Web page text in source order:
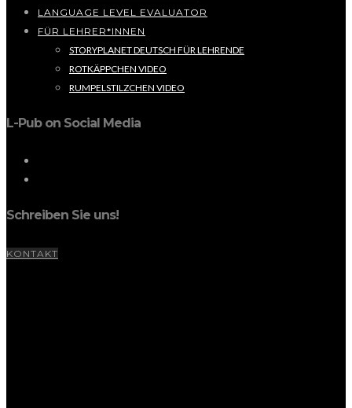
LANGUAGE LEVEL EVALUATOR
FÜR LEHRER*INNEN
STORYPLANET DEUTSCH FÜR LEHRENDE
ROTKÄPPCHEN VIDEO
RUMPELSTILZCHEN VIDEO
L-Pub on Social Media
Schreiben Sie uns!
KONTAKT